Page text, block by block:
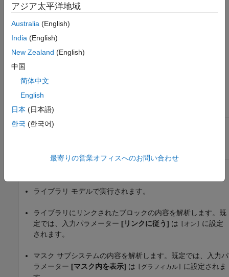
参考として、NA-MAAB および JMAAB モデリング標準組織で使
用が推奨されている MAB ガイドライン サブ ID は以下のとおり
です。
NA-MAAB — a
結果と推奨アクション
条件
1 つのアクション タイプが、
ライブラリ モデルで実行されます。
ライブラリにリンクされたブロックの内容を解析します。既
定では、入力パラメーター [リンクに従う] は [オン]
に設定
されます。
マスク サブシステムの内容を解析します。既定では、入力パ
ラメーター [マスク内を表示] は [グラフィカル]
に設定されま
アジア太平洋地域
Australia (English)
India (English)
New Zealand (English)
中国
简体中文
English
日本 (日本語)
한국 (한국어)
最寄りの営業オフィスへのお問い合わせ